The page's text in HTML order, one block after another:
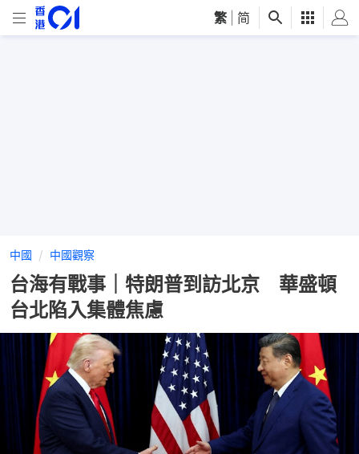
繁 简
中國 中國觀察
台海有戰事｜特朗普到訪北京 華盛頓
台北陷入集體焦慮